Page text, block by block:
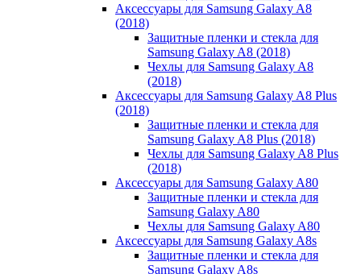
Аксессуары для Samsung Galaxy A8
(2018)
Защитные пленки и стекла для
Samsung Galaxy A8 (2018)
Чехлы для Samsung Galaxy A8
(2018)
Аксессуары для Samsung Galaxy A8 Plus
(2018)
Защитные пленки и стекла для
Samsung Galaxy A8 Plus (2018)
Чехлы для Samsung Galaxy A8 Plus
(2018)
Аксессуары для Samsung Galaxy A80
Защитные пленки и стекла для
Samsung Galaxy A80
Чехлы для Samsung Galaxy A80
Аксессуары для Samsung Galaxy A8s
Защитные пленки и стекла для
Samsung Galaxy A8s